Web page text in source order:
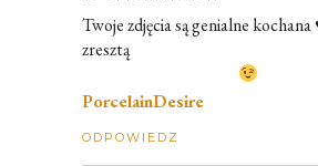
Twoje zdjęcia są genialne
zresztą
PorcelainDesire
ODPOWIEDZ